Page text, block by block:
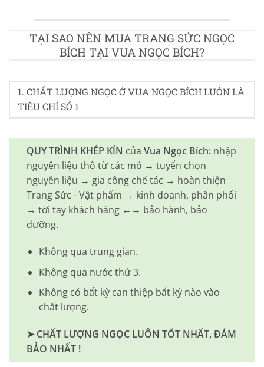
TẠI SAO NÊN MUA TRANG SỨC NGỌC
BÍCH TẠI VUA NGỌC BÍCH?
1. CHẤT LƯỢNG NGỌC Ở VUA NGỌC BÍCH LUÔN LÀ
TIÊU CHÍ SỐ 1
QUY TRÌNH KHÉP KÍN của Vua Ngọc Bích: nhập
nguyên liệu thô từ các mỏ → tuyển chọn
nguyên liệu → gia công chế tác → hoàn thiện
Trang Sức - Vật phẩm → kinh doanh, phân phối
→ tới tay khách hàng ←→ bảo hành, bảo
dưỡng.
Không qua trung gian.
Không qua nước thứ 3.
Không có bất kỳ can thiệp bất kỳ nào vào
chất lượng.
➤ CHẤT LƯỢNG NGỌC LUÔN TỐT NHẤT, ĐẢM
BẢO NHẤT !